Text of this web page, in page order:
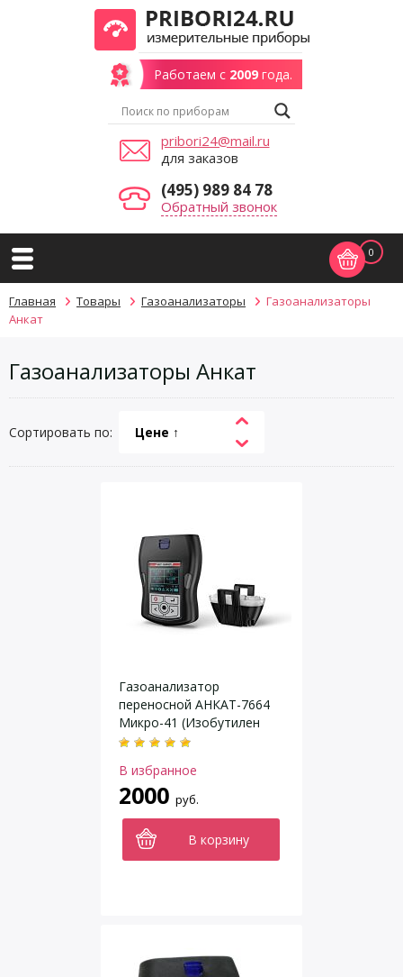
Работаем с 2009года.
pribori24@mail.ru
для заказов
(495) 989 84 78
Обратный звонок
0
Главная Товары Газоанализаторы
Газоанализаторы
Анкат
Газоанализаторы Анкат
Сортировать по: Цене ↑
Газоанализатор
переносной АНКАТ-7664
Микро-41 (Изобутилен
IC4H8)
В избранное
2000 руб.
В корзину